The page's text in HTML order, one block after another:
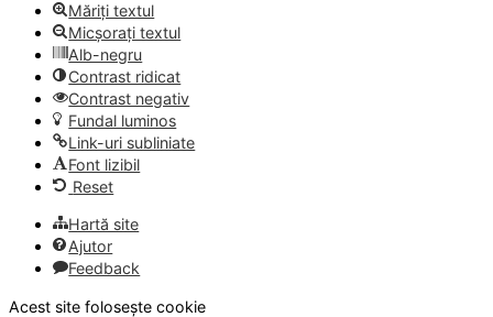
Măriți textul
Micșorați textul
Alb-negru
Contrast ridicat
Contrast negativ
Fundal luminos
Link-uri subliniate
Font lizibil
Reset
Hartă site
Ajutor
Feedback
Acest site folosește cookie